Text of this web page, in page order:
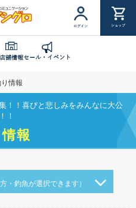
ログイン ショップ
店舗情報セール・イベント
情報
！！喜びと悲しみをみんなに大公
！
報
・釣魚が選択できます）